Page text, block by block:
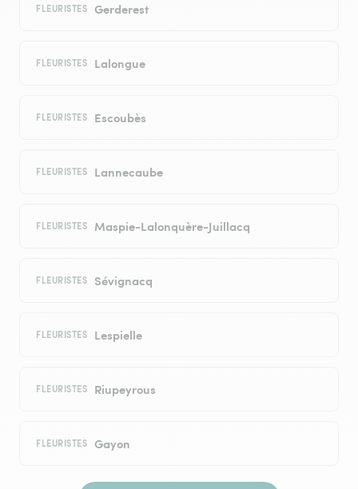
FLEURISTES Gerderest
FLEURISTES Lalongue
FLEURISTES Escoubès
FLEURISTES Lannecaube
FLEURISTES Maspie-Lalonquère-Juillacq
FLEURISTES Sévignacq
FLEURISTES Lespielle
FLEURISTES Riupeyrous
FLEURISTES Gayon